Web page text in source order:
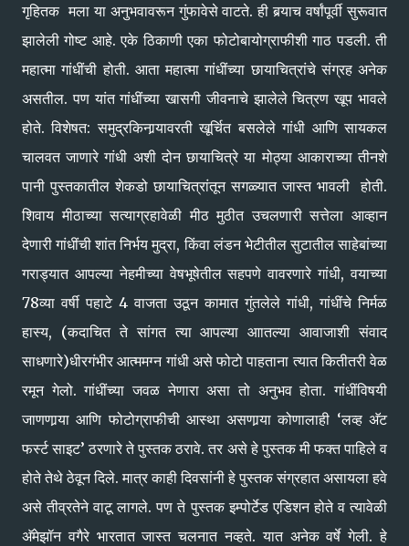
गृहितक मला या अनुभवावरून गुंफावेसे वाटते. ही बर्‍याच वर्षांपूर्वी सुरूवात
झालेली गोष्ट आहे. एके ठिकाणी एका फोटोबायोग्राफीशी गाठ पडली. ती
महात्मा गांधींची होती. आता महात्मा गांधींच्या छायाचित्रांचे संग्रह अनेक
असतील. पण यांत गांधींच्या खासगी जीवनाचे झालेले चित्रण खूप भावले
होते. विशेषत: समुद्रकिनार्‍यावरती खूर्चित बसलेले गांधी आणि सायकल
चालवत जाणारे गांधी अशी दोन छायाचित्रे या मोठ्या आकाराच्या तीनशे
पानी पुस्तकातील शेकडो छायाचित्रांतून सगळ्यात जास्त भावली होती.
शिवाय मीठाच्या सत्याग्रहावेळी मीठ मुठीत उचलणारी सत्तेला आव्हान
देणारी गांधींची शांत निर्भय मुद्रा, किंवा लंडन भेटीतील सुटातील साहेबांच्या
गराड्यात आपल्या नेहमीच्या वेषभूषेतील सहपणे वावरणारे गांधी, वयाच्या
78व्या वर्षी पहाटे 4 वाजता उठून कामात गुंतलेले गांधी, गांधींचे निर्मळ
हास्य, (कदाचित ते सांगत त्या आपल्या आातल्या आवाजाशी संवाद
साधणारे)धीरगंभीर आत्ममग्न गांधी असे फोटो पाहताना त्यात कितीतरी वेळ
रमून गेलो. गांधींच्या जवळ नेणारा असा तो अनुभव होता. गांधींविषयी
जाणणार्‍या आणि फोटोग्राफीची आस्था असणार्‍या कोणालाही ‘लव्ह अ‍ॅट
फर्स्ट साइट’ ठरणारे ते पुस्तक ठरावे. तर असे हे पुस्तक मी फक्त पाहिले व
होते तेथे ठेवून दिले. मात्र काही दिवसांनी हे पुस्तक संग्रहात असायला हवे
असे तीव्रतेने वाटू लागले. पण ते पुस्तक इम्पोर्टेड एडिशन होते व त्यावेळी
अ‍ॅमेझॉन वगैरे भारतात जास्त चलनात नव्हते. यात अनेक वर्षे गेली. हे